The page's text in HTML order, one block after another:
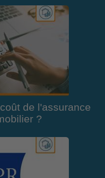
de l'assurance
?